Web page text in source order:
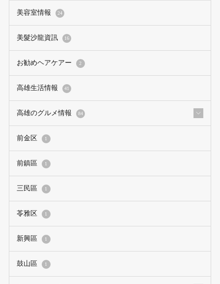
美容室情報 24
美髮沙龍資訊 16
お勧めヘアケアー 2
高雄生活情報 41
高雄のグルメ情報 84
前金区 1
前鎮區 1
三民區 1
苓雅区 1
新興區 1
鼓山區 1